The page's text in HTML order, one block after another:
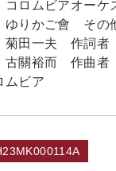
コロムビアオー
ゆりかご會 その
菊田一夫 作詞者
古關裕而 作曲者
ムビア